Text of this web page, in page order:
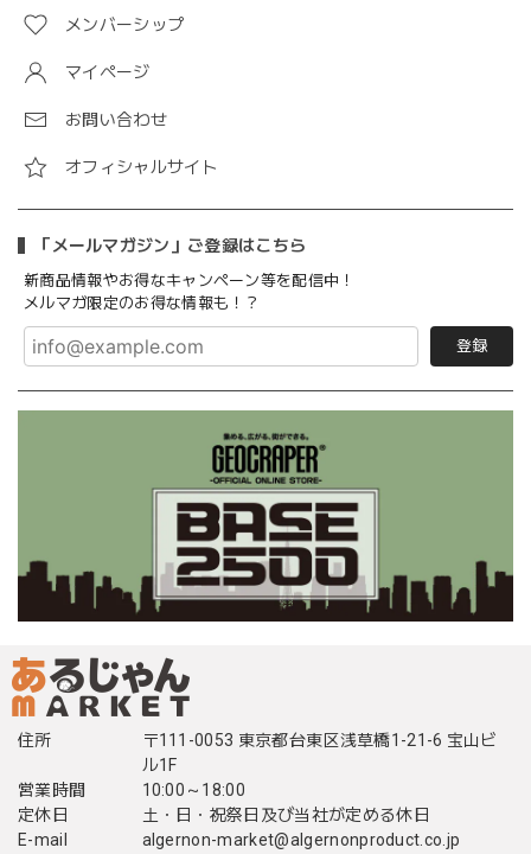
メンバーシップ
マイページ
お問い合わせ
オフィシャルサイト
「メールマガジン」ご登録はこちら
新商品情報やお得なキャンペーン等を配信中！
メルマガ限定のお得な情報も！？
登録
住所
〒111-0053 東京都台東区浅草橋1-21-6 宝山ビ
ル1F
営業時間
10:00～18:00
定休日
土・日・祝祭日及び当社が定める休日
E-mail
algernon-market@algernonproduct.co.jp